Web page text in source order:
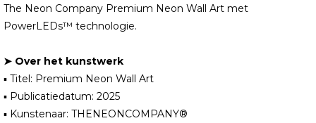
The Neon Company Premium Neon Wall Art met
PowerLEDs™ technologie.
➤ Over het kunstwerk
▪ Titel: Premium Neon Wall Art
▪ Publicatiedatum: 2025
▪ Kunstenaar: THENEONCOMPANY®